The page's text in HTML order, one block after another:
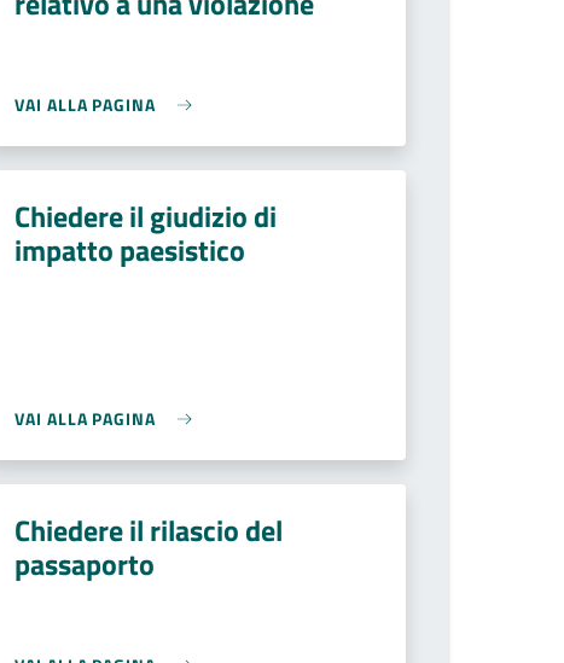
VAI ALLA PAGINA
Chiedere il giudizio di
impatto paesistico
VAI ALLA PAGINA
Chiedere il rilascio del
passaporto